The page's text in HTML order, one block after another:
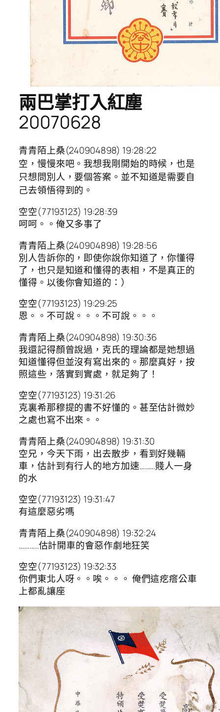
兩巴掌打入紅塵
20070628
青青陌上桑(240904898) 19:28:22
空，慢慢來吧。我想我剛開始的時候，也是
只想問別人，要個答案。並不知道是需要自
己去領悟得到的。
空空(77193123) 19:28:39
呵呵。。俺又多事了
青青陌上桑(240904898) 19:28:56
別人告訴你的，即使你說你知道了，你懂得
了，也只是知道和懂得的表相，不是真正的
懂得。以後你會知道的：）
空空(77193123) 19:29:25
恩。。不可說。。。不可說。。。
青青陌上桑(240904898) 19:30:36
我還記得顏曾說過，克氏的理論都是她想過
知道懂得但並沒有寫出來的。那麼真好，按
照這些，落實到實處，就足夠了！
空空(77193123) 19:31:26
克裏希那穆提的書不好懂的。甚至估計微妙
之處也寫不出來。。
青青陌上桑(240904898) 19:31:30
空兄，今天下雨，出去散步，看到好幾輛
車，估計到有行人的地方加速………賤人一身
的水
空空(77193123) 19:31:47
有這麼惡劣嗎
青青陌上桑(240904898) 19:32:24
………..估計開車的會惡作劇地狂笑
空空(77193123) 19:32:33
你們東北人呀。。唉。。。 俺們這疙瘩公車
上都亂讓座